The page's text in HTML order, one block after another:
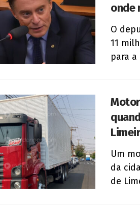
onde
O
11
para
Um
da
de